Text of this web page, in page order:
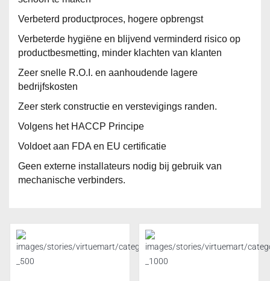
Verbeterd productproces, hogere opbrengst
Verbeterde hygiëne en blijvend verminderd risico op
productbesmetting, minder klachten van klanten
Zeer snelle R.O.I. en aanhoudende lagere
bedrijfskosten
Zeer sterk constructie en verstevigings randen.
Volgens het HACCP Principe
Voldoet aan FDA en EU certificatie
Geen externe installateurs nodig bij gebruik van
mechanische verbinders.